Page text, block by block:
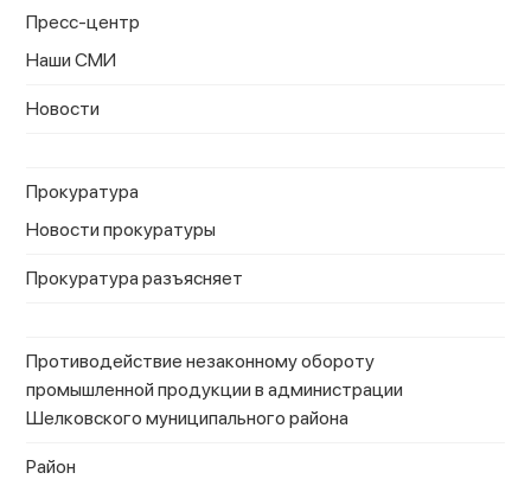
Пресс-центр
Наши СМИ
Новости
Прокуратура
Новости прокуратуры
Прокуратура разъясняет
Противодействие незаконному обороту
промышленной продукции в администрации
Шелковского муниципального района
Район